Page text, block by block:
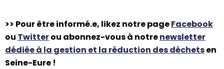
>> Pour être informé.e, likez notre pageFacebook
ou Twitterou abonnez-vous à notrenewsletter
dédiée à la gestion et la réduction des déchetsen
Seine-Eure !